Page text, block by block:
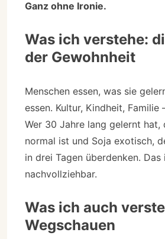
Ganz ohne Ironie.
Was ich verstehe:
der Gewohnheit
Menschen essen, was sie
essen. Kultur, Kindheit, Familie
Wer 30 Jahre lang gelernt hat,
normal ist und Soja exotisch,
in drei Tagen überdenken. Das
nachvollziehbar.
Was ich auch
Wegschauen